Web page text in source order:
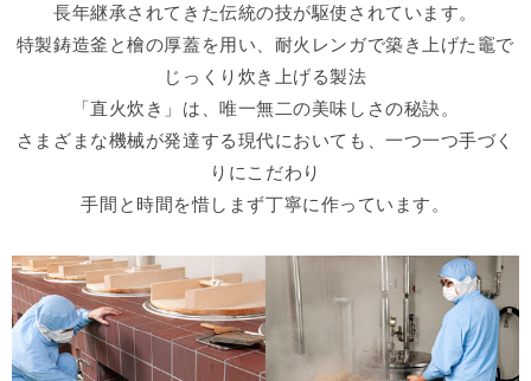
長年継承されてきた伝統の技が駆使されています。
特製鋳造釜と檜の厚蓋を用い、耐火レンガで築き上げた竈で
じっくり炊き上げる製法
「直火炊き」は、唯一無二の美味しさの秘訣。
さまざまな機械が発達する現代においても、一つ一つ手づく
りにこだわり
手間と時間を惜しまず丁寧に作っています。